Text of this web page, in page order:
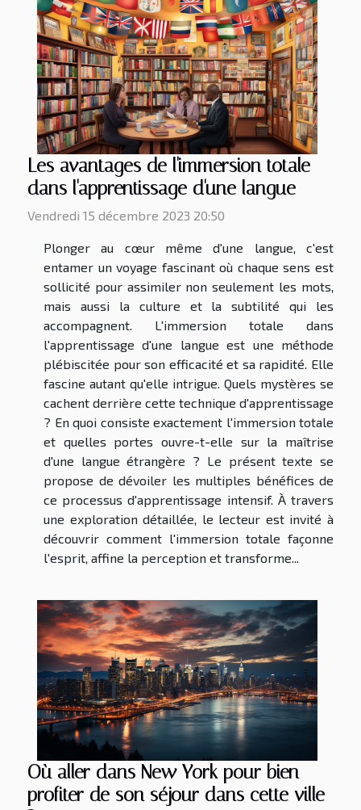
Les avantages de l'immersion totale
dans l'apprentissage d'une langue
Vendredi 15 décembre 2023 20:50
Plonger au cœur même d'une langue, c'est
entamer un voyage fascinant où chaque sens est
sollicité pour assimiler non seulement les mots,
mais aussi la culture et la subtilité qui les
accompagnent. L'immersion totale dans
l'apprentissage d'une langue est une méthode
plébiscitée pour son efficacité et sa rapidité. Elle
fascine autant qu'elle intrigue. Quels mystères se
cachent derrière cette technique d'apprentissage
? En quoi consiste exactement l'immersion totale
et quelles portes ouvre-t-elle sur la maîtrise
d'une langue étrangère ? Le présent texte se
propose de dévoiler les multiples bénéfices de
ce processus d'apprentissage intensif. À travers
une exploration détaillée, le lecteur est invité à
découvrir comment l'immersion totale façonne
l'esprit, affine la perception et transforme...
Où aller dans New York pour bien
profiter de son séjour dans cette ville